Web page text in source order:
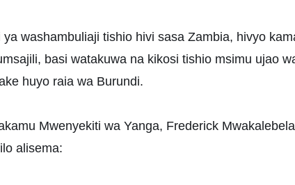
ya washambuliaji tishio hivi sasa Zambia, hivyo
basi watakuwa na kikosi tishio msimu ujao
huyo raia wa Burundi.
Mwenyekiti wa Yanga, Frederick Mwakalebela
alisema: